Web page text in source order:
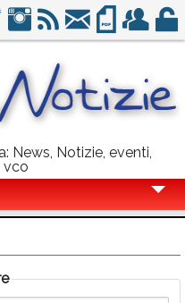
News, Notizie, eventi,
vco